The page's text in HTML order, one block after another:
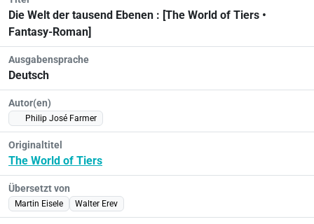
Die Welt der tausend Ebenen : [The World of Tiers •
Fantasy-Roman]
Ausgabensprache
Deutsch
Autor(en)
Philip José Farmer
Originaltitel
The World of Tiers
Übersetzt von
Martin Eisele Walter Erev